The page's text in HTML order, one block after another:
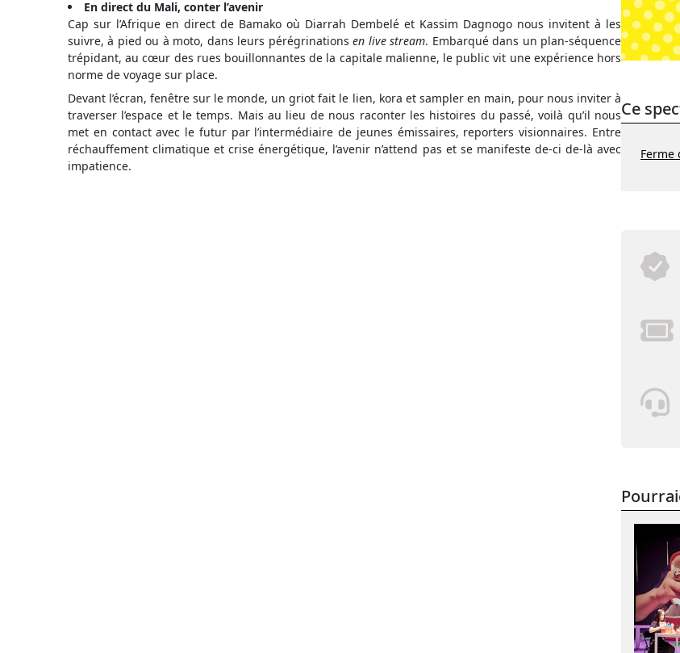
En direct du Mali, conter l’avenir
Cap sur l’Afrique en direct de Bamako où Diarrah Dembelé et Kassim Dagnogo nous invitent à les
suivre, à pied ou à moto, dans leurs pérégrinationsen live stream. Embarqué dans un plan-séquence
trépidant, au cœur des rues bouillonnantes de la capitale malienne, le public vit une expérience hors
norme de voyage sur place.
Devant l’écran, fenêtre sur le monde, un griot fait le lien, kora et sampler en main, pour nous inviter à
traverser l’espace et le temps. Mais au lieu de nous raconter les histoires du passé, voilà qu’il nous
met en contact avec le futur par l’intermédiaire de jeunes émissaires, reporters visionnaires. Entre
réchauffement climatique et crise énergétique, l’avenir n’attend pas et se manifeste de-ci de-là avec
impatience.
Ce
Ferme